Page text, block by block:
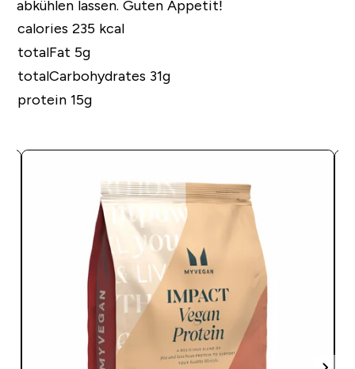
abkühlen lassen. Guten Appetit!
calories 235 kcal
totalFat 5g
totalCarbohydrates 31g
protein 15g